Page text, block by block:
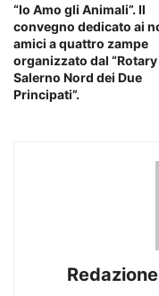
“Io Amo gli Animali”. Il
convegno dedicato ai
amici a quattro zampe
organizzato dal
Salerno Nord dei Due
Principati”.